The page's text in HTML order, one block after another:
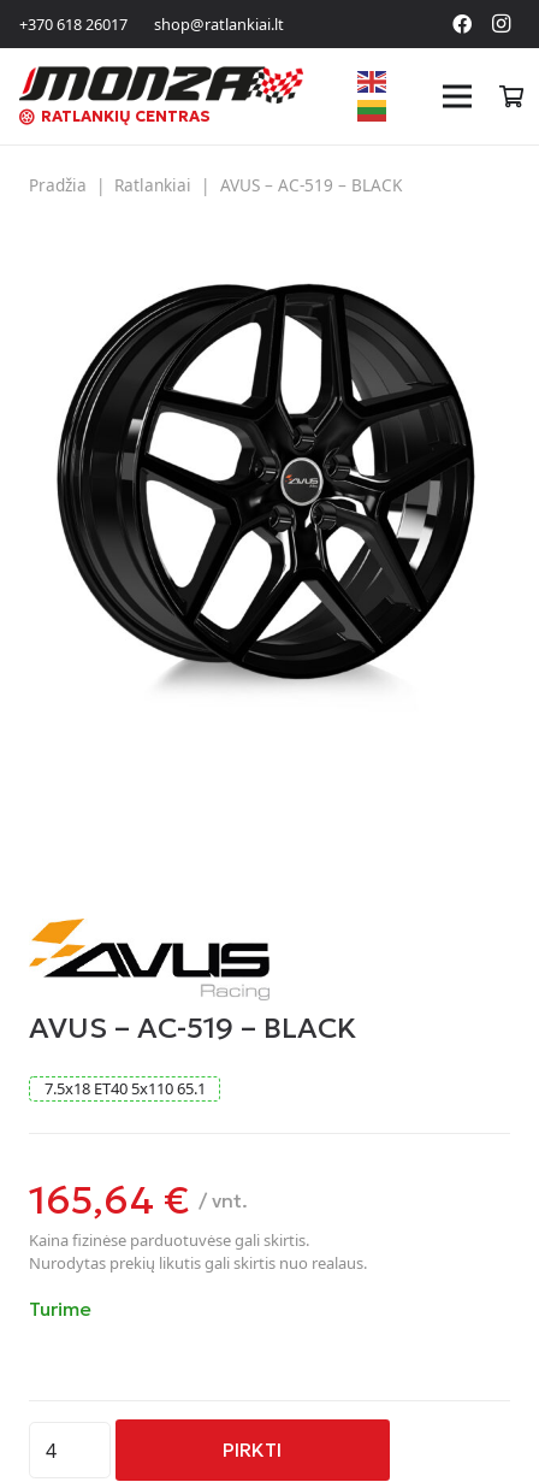
+370 618 26017 shop@ratlankiai.lt
RATLANKIŲ CENTRAS
Pradžia | Ratlankiai | AVUS – AC-519 – BLACK
AVUS – AC-519 – BLACK
7.5x18 ET40 5x11065.1
165,64 € / vnt.
Kaina fizinėse parduotuvėse gali skirtis.
Nurodytas prekių likutis gali skirtis nuo realaus.
Turime
kiekis:
PIRKTI